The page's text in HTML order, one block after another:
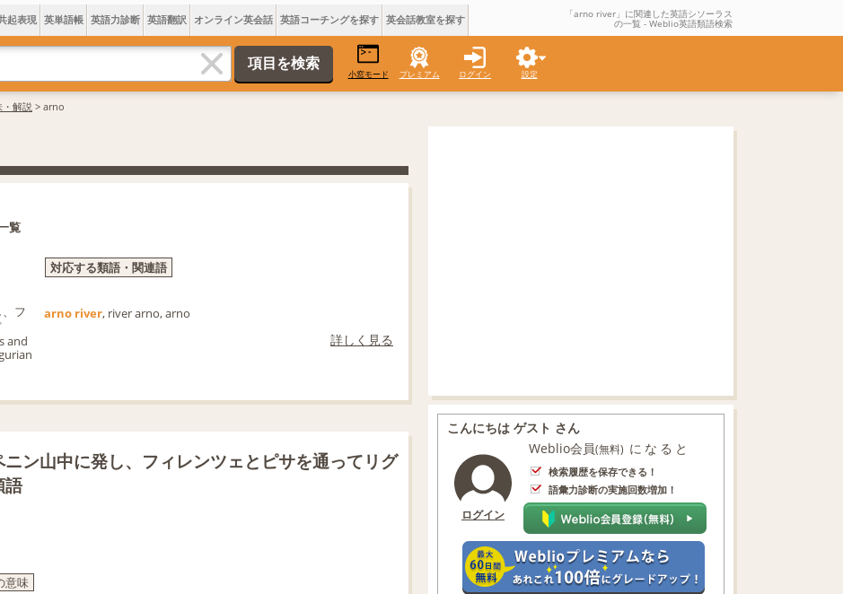
起表現 英単語帳 英語力診断 英語翻訳 オンライン英会話 英語コーチングを探す 英会話教室を探す 「arno river」に関連した英語シソーラス
の一覧 - Weblio英語類語検索
小窓モード プレミアム ログイン 設定
解説> arno
覧
対応する類語・関連語
フ
and
arno river, river arno, arno
詳しく見る
ニン山中に発し、フィレンツェとピサを通ってリグ
語
意味
こんにちは ゲスト さん
ログイン
Weblio会員(無料) になると
検索履歴を保存できる！
語彙力診断の実施回数増加！